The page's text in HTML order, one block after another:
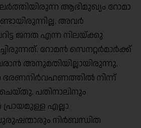
ആഭിമുഖ്യം റോമാ
അവർ
ജനത എന്ന നിലയ്ക്കു
റോമൻ സെനറ്റർമാർക്ക്
അനുമതിയില്ലായിരുന്നു.
നിന്ന്
പതിനാലിനും
എല്ലാ
നിർബന്ധിത